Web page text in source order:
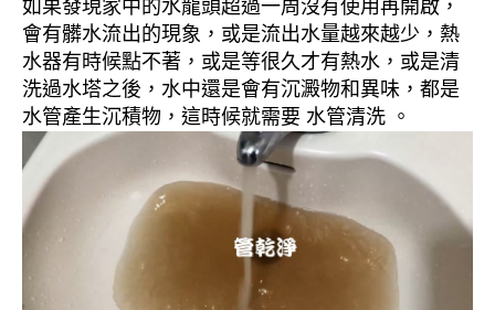
如果發現家中的水龍頭超過一周沒有使用再開啟，
會有髒水流出的現象，或是流出水量越來越少，熱
水器有時候點不著，或是等很久才有熱水，或是清
洗過水塔之後，水中還是會有沉澱物和異味，都是
水管產生沉積物，這時候就需要 水管清洗 。